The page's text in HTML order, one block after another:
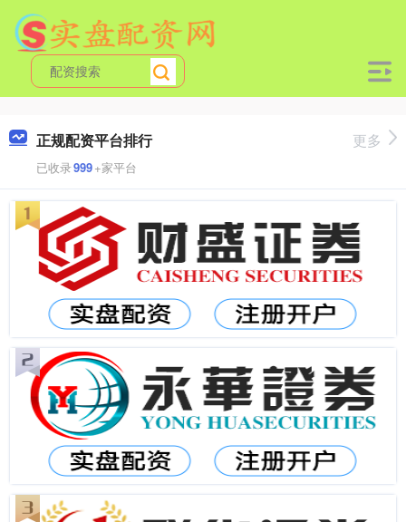
正规配资平台排行
已收录999+家平台
更多